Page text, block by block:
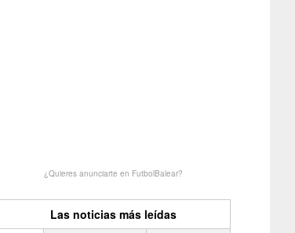
¿Quieres anunciarte en FutbolBalear?
Las noticias más leídas